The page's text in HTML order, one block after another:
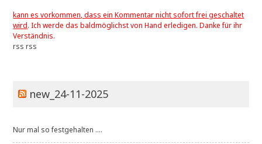
kann es vorkommen, dass ein Kommentar nicht sofort frei geschaltet
wird. Ich werde das baldmöglichst von Hand erledigen. Danke für ihr
Verständnis.
rss rss
new_24-11-2025
Nur mal so festgehalten ....